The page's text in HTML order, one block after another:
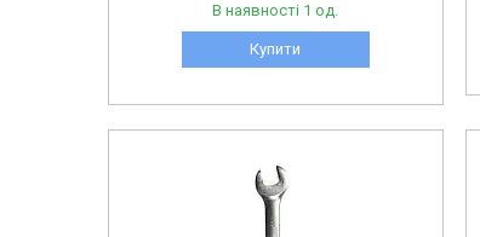
В наявності 1 од.
Купити